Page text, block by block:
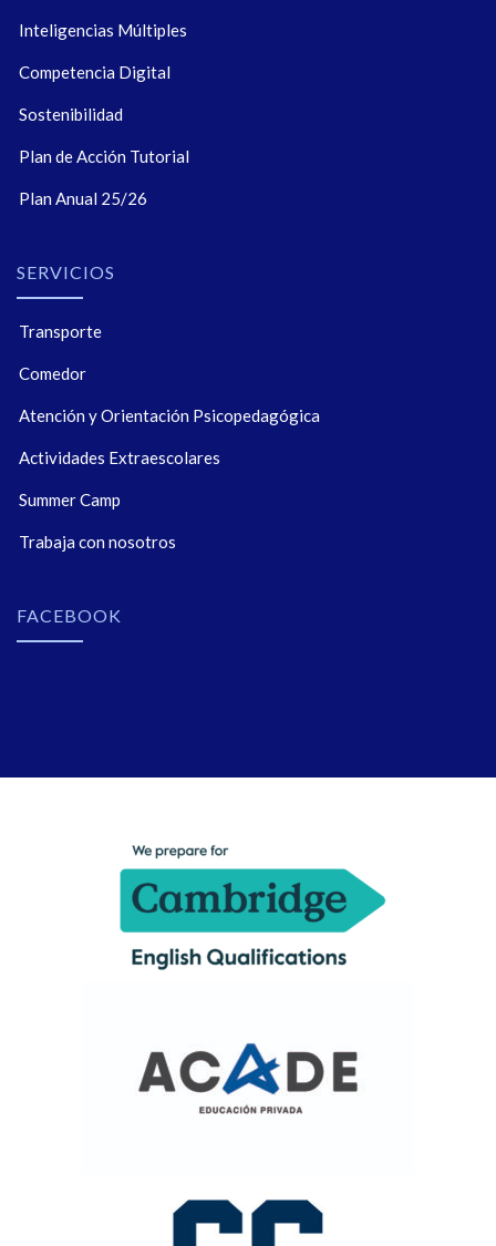
Inteligencias Múltiples
Competencia Digital
Sostenibilidad
Plan de Acción Tutorial
Plan Anual 25/26
SERVICIOS
Transporte
Comedor
Atención y Orientación Psicopedagógica
Actividades Extraescolares
Summer Camp
Trabaja con nosotros
FACEBOOK